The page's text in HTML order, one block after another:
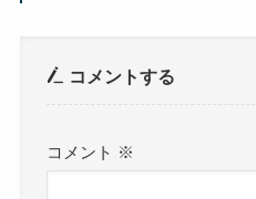
コメントする
コメント ※